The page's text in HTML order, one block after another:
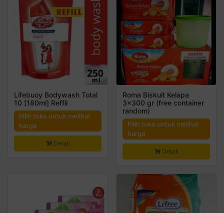
Lifebuoy Bodywash Total
10 [180ml] Reffil
Pilih toko untuk melihat
harga
Detail
Roma Biskuit Kelapa
3×300 gr (free container
random)
Pilih toko untuk melihat
harga
Detail